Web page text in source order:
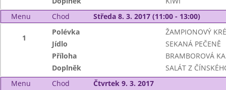
Menu
Chod Středa 8. 3. 2017 (11:00 - 13:00)
1
Polévka
ŽAMPIONOVÝ
Jídlo
SEKANÁ PEČENĚ
Příloha
BRAMBOROVÁ
Doplněk
SALÁT Z
Menu
Chod
Čtvrtek 9. 3. 2017